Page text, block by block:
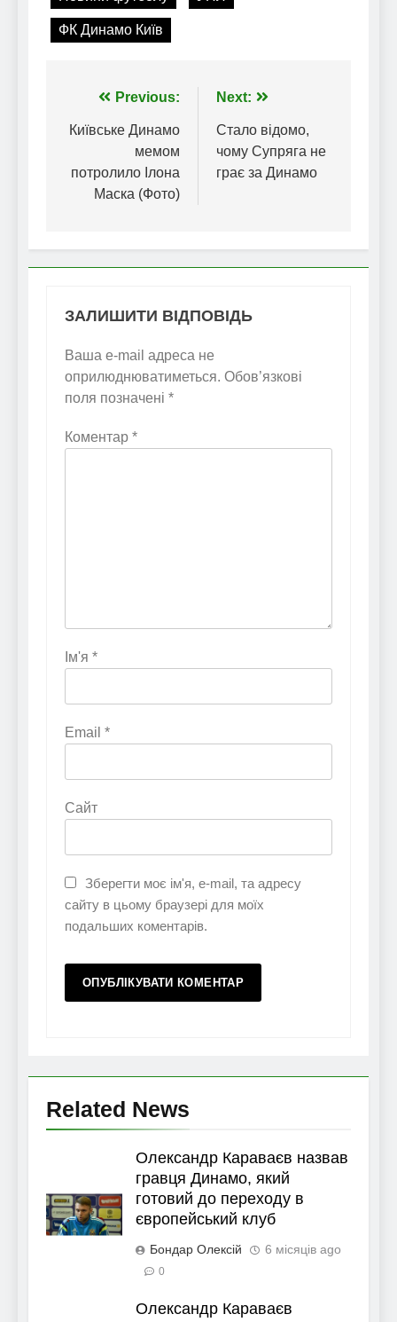
ФК Динамо Київ
Навігація
записів
Previous:
Київське Динамо
мемом
потролило Ілона
Маска (Фото)
Next:
Стало відомо,
чому Супряга не
грає за Динамо
ЗАЛИШИТИ ВІДПОВІДЬ
Ваша e-mail адреса не
оприлюднюватиметься. Обов’язкові
поля позначені *
Коментар *
Ім'я *
Email *
Сайт
Зберегти моє ім'я, e-mail, та адресу
сайту в цьому браузері для моїх
подальших коментарів.
Related News
Олександр Караваєв назвав
гравця Динамо, який
готовий до переходу в
європейський клуб
Бондар Олексій 6 місяців ago
0
Олександр Караваєв